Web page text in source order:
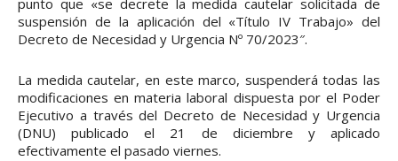
punto que «se decrete la medida cautelar solicitada de
suspensión de la aplicación del «Título IV Trabajo» del
Decreto de Necesidad y Urgencia Nº 70/2023″.
La medida cautelar, en este marco, suspenderá todas las
modificaciones en materia laboral dispuesta por el Poder
Ejecutivo a través del Decreto de Necesidad y Urgencia
(DNU) publicado el 21 de diciembre y aplicado
efectivamente el pasado viernes.